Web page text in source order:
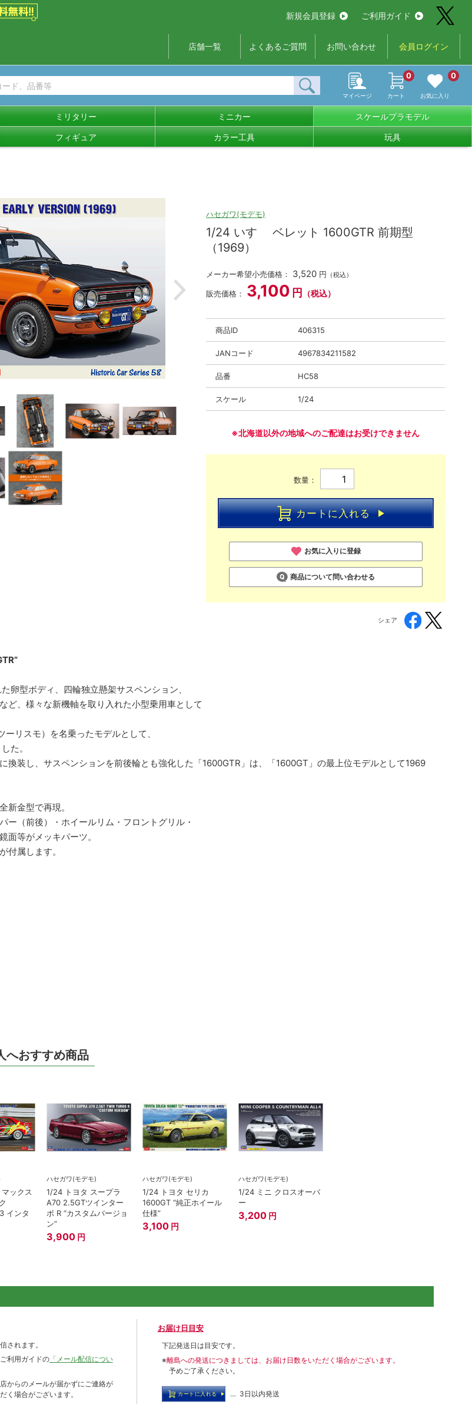
新規会員登録 ご利用ガイド
店舗一覧 よくあるご質問 お問い合わせ 会員ログイン
マイページ カート
0
お気に入り
0
ミリタリー ミニカー スケールプラモデル
フィギュア カラー工具 玩具
ハセガワ(モデモ)
1/24 いすゞ ベレット 1600GTR 前期型
（1969）
メーカー希望小売価格： 3,520 円 （税込）
販売価格： 3,100 円 （税込）
商品ID 406315
JANコード 4967834211582
品番 HC58
スケール 1/24
※北海道以外の地域へのご配達はお受けできません
数量：
カートに入れる
お気に入りに登録
商品について問い合わせる
シェア
卵型ボディ、四輪独立懸架サスペンション、
ど、様々な新機軸を取り入れた小型乗用車として
リスモ）を名乗ったモデルとして、
た。
換装し、サスペンションを前後輪とも強化した「1600GTR」は、「1600GT」の最上位モデルとして1969
新金型で再現。
ー（前後）・ホイールリム・フロントグリル・
面等がメッキパーツ。
付属します。
へおすすめ商品
ックス
インタ
ハセガワ(モデモ)
1/24 トヨタ スープラ
A70 2.5GTツインター
ボ R “カスタムバージョ
ン”
3,900 円
ハセガワ(モデモ)
1/24 トヨタ セリカ
1600GT “純正ホイール
仕様”
3,100 円
ハセガワ(モデモ)
1/24 ミニ クロスオーバ
ー
3,200 円
されます。
利用ガイドの「メール配信につい
からのメールが届かずにご連絡が
く場合がございます。
お届け日目安
下記発送日は目安です。
※離島への発送につきましては、お届け日数をいただく場合がございます。
予めご了承ください。
カートに入れる … 3日以内発送